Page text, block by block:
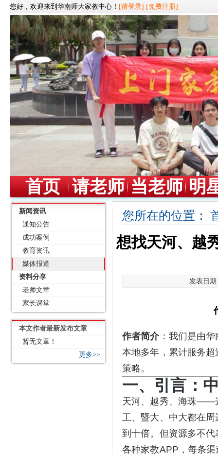
您好，欢迎来到华南师大家教中心！ [请登录] [免费注册]
首页 请老师 当老师 明
新闻资讯
通知公告
成功案例
教育资讯
媒体报道
资料分享
老师文章
家长课堂
本文作者最新发布文章
暂无文章！
更多>>
您所在的位置：
想找天河、越
发表日期
作者简介：我们是由
本地多年，累计服务超
策略。
一、引言：
天河、越秀、海珠——
工、暨大、中大都在
到十倍。但资源多不
各种家教APP，每条